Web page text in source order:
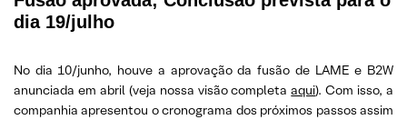
dia 19/julho
No dia 10/junho, houve a aprovação da fusão de LAME e B2W
anunciada em abril (veja nossa visão completaaqui). Com isso, a
companhia apresentou o cronograma dos próximos passos assim